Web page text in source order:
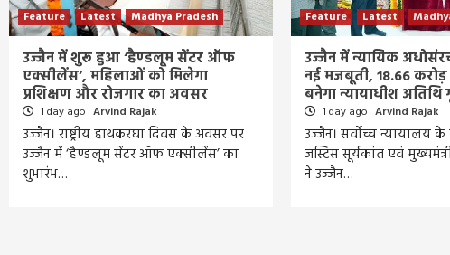
Feature Latest Madhya Pradesh
उज्जैन में शुरू हुआ ‘हैण्डलूम सेंटर ऑफ
एक्सीलेंस’, महिलाओं को मिलेगा
प्रशिक्षण और रोजगार का अवसर
1 day ago Arvind Rajak
उज्जैन। राष्ट्रीय हाथकरघा दिवस के अवसर पर
उज्जैन में ‘हैण्डलूम सेंटर ऑफ एक्सीलेंस’ का
शुभारंभ…
Feature Latest
उज्जैन में न्यायिक
नई मजबूती, 18.66
बनेगा न्यायाधीश अतिथि
1 day ago Arvind Rajak
उज्जैन। सर्वोच्च न्यायालय
जस्टिस सूर्यकांत एवं
ने उज्जैन…